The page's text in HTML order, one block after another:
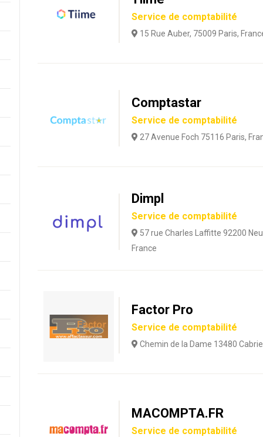
Service de comptabilité
15 Rue Auber, 75009 Paris,
Comptastar
Service de comptabilité
27 Avenue Foch 75116 Paris,
Dimpl
Service de comptabilité
57 rue Charles Laffitte 92200
France
Factor Pro
Service de comptabilité
Chemin de la Dame 13480
MACOMPTA.FR
Service de comptabilité